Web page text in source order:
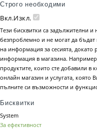
Строго необходими
Вкл.Изкл.
Тези бисквитки са задължителни
безпроблемно и не могат да
на информация за сесията, докато
информация в магазина. Например
продуктите, които сте добавили в
онлайн магазин и услугата, която
пълните си възможности и
Бисквитки
System
За ефективност